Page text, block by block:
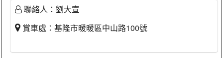
聯絡人：劉大宣
賞車處：基隆市暖暖區中山路100號